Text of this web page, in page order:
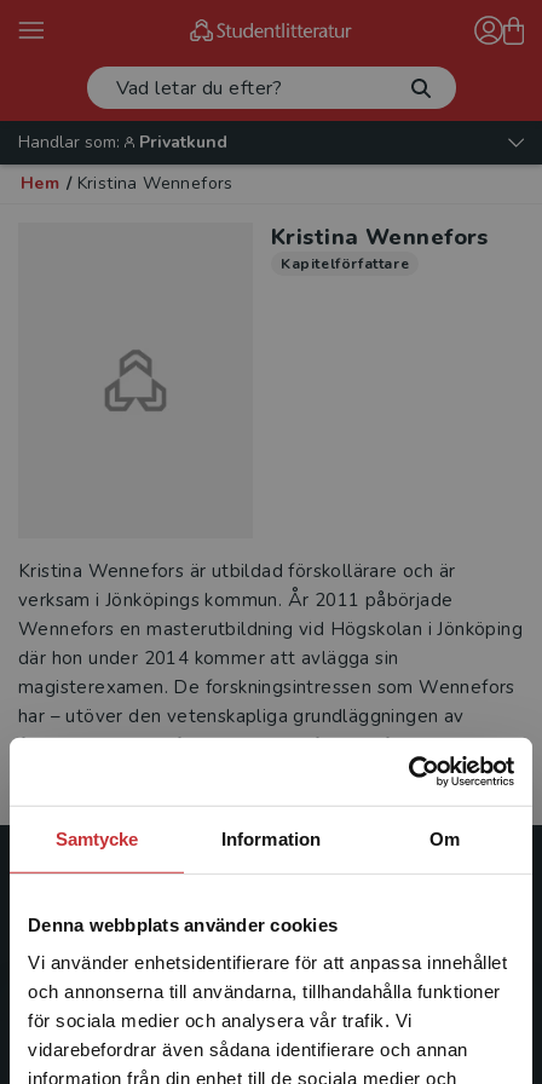
Samtycke Information Om
Denna webbplats använder cookies
Vi använder enhetsidentifierare för att anpassa innehållet
och annonserna till användarna, tillhandahålla funktioner
för sociala medier och analysera vår trafik. Vi
vidarebefordrar även sådana identifierare och annan
information från din enhet till de sociala medier och
Begränsad fraktregion
Handlar som:
Privatkund
Hem / Kristina Wennefors
Kristina Wennefors
Kapitelförfattare
Kristina Wennefors är utbildad förskollärare och är
verksam i Jönköpings kommun. År 2011 påbörjade
Wennefors en masterutbildning vid Högskolan i Jönköping
där hon under 2014 kommer att avlägga sin
magisterexamen. De forskningsintressen som Wennefors
har – utöver den vetenskapliga grundläggningen av
förskolan – ligger främst inom professionsforskningen
samt områden som omfattar förskolans verksamhet.
Studentlitteratur grundades 1963 och är idag Sveriges
ledande utbildningsförlag. Med läromedel, kurslitteratur,
facklitteratur, utbildningar och digitala
informationstjänster i utbudet, finns Studentlitteratur med
längs hela kunskapsresan.